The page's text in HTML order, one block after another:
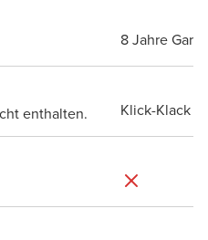
8 Jahre
enthalten.
Klick-Klack